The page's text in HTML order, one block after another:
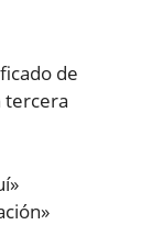
de
tercera